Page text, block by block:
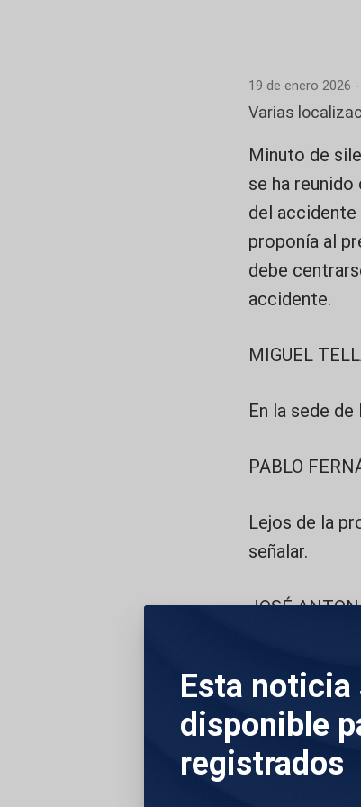
Esta noticia
disponible
registrados
19 de enero 2026
Varias
Minuto de
se ha
del accidente
proponía al
debe
accidente.
MIGUEL
En la sede
PABLO
Lejos de la
señalar.
JOSÉ
España,